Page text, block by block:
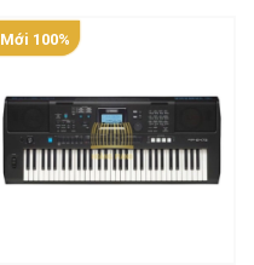
Mới 100%